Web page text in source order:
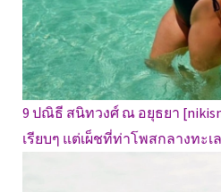
9 ปณิธี สนิทวงศ์ ณ อยุธยา
เรียบๆ แต่เผ็ชที่ท่าโพสกลางทะ